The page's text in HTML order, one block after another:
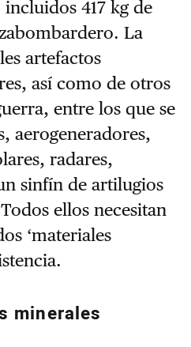
417 kg de
La
artefactos
así como de otros
entre los que se
aerogeneradores,
radares,
sinfín de artilugios
ellos necesitan
‘materiales
minerales